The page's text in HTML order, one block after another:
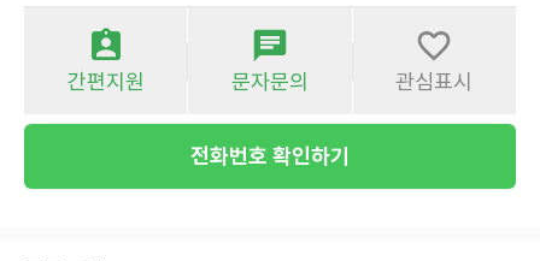
간편지원 문자문의 관심표시
전화번호 확인하기